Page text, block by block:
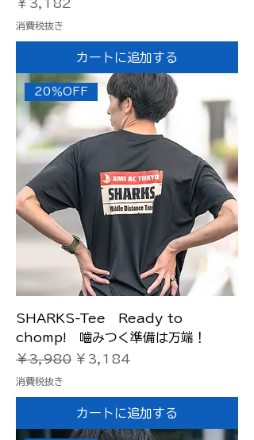
価格
￥3,182
消費税抜き
カートに追加する
20％OFF
SHARKS-Tee Ready to
chomp! 嚙みつく準備は万端！
通常価格
￥3,980 セール価格
￥3,184
消費税抜き
カートに追加する